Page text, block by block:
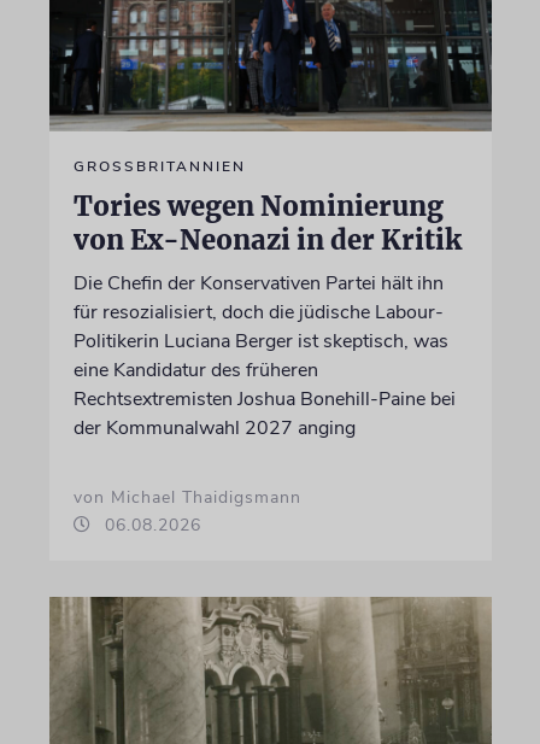
GROSSBRITANNIEN
Tories wegen Nominierung
von Ex-Neonazi in der Kritik
Die Chefin der Konservativen Partei hält ihn
für resozialisiert, doch die jüdische Labour-
Politikerin Luciana Berger ist skeptisch, was
eine Kandidatur des früheren
Rechtsextremisten Joshua Bonehill-Paine bei
der Kommunalwahl 2027 anging
von Michael Thaidigsmann
06.08.2026